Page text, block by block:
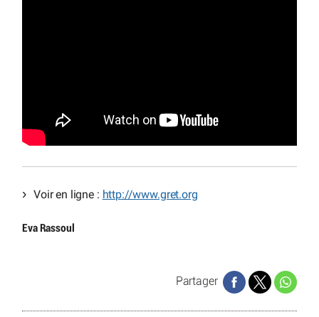
Voir en ligne : http://www.gret.org
Eva Rassoul
Partager